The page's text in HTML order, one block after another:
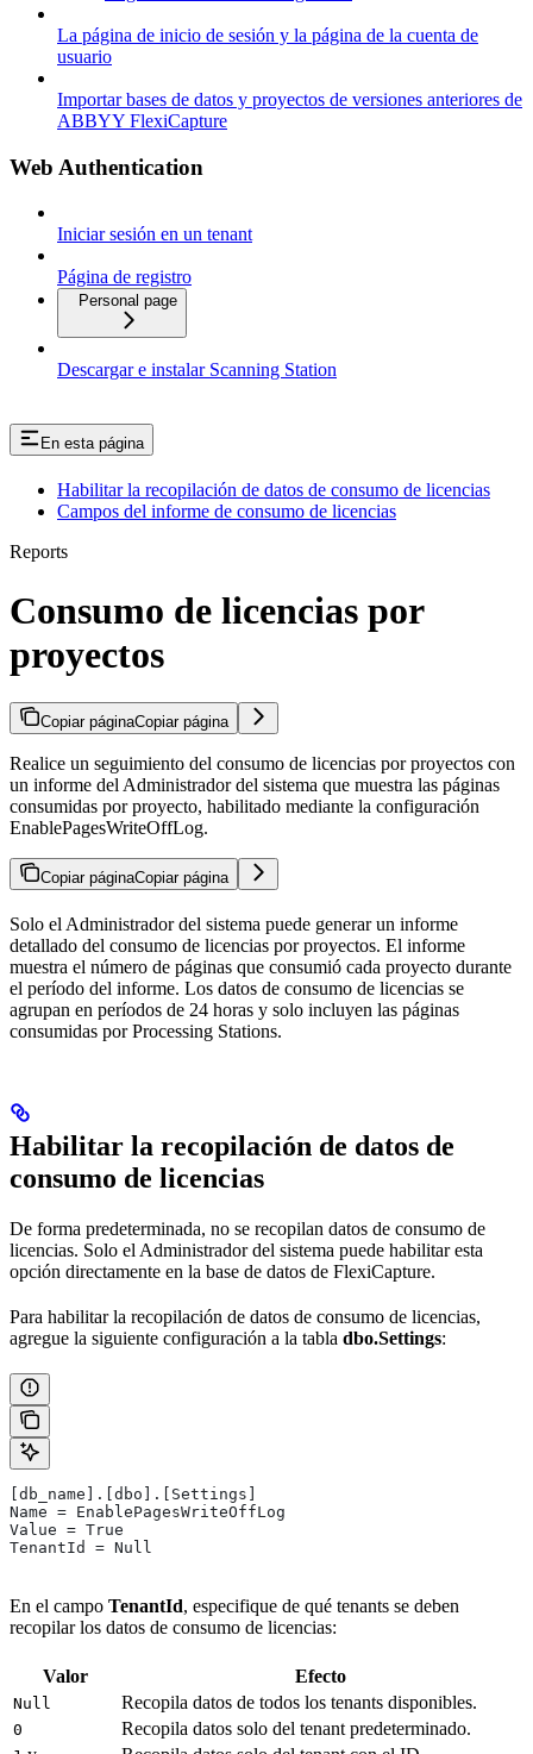
La página de inicio de sesión y la página de la cuenta de
usuario
Importar bases de datos y proyectos de versiones anteriores de
ABBYY FlexiCapture
Web Authentication
Iniciar sesión en un tenant
Página de registro
Personal page
Descargar e instalar Scanning Station
En esta página
Habilitar la recopilación de datos de consumo de licencias
Campos del informe de consumo de licencias
Reports
Consumo de licencias por
proyectos
Copiar páginaCopiar página
Realice un seguimiento del consumo de licencias por proyectos con
un informe del Administrador del sistema que muestra las páginas
consumidas por proyecto, habilitado mediante la configuración
EnablePagesWriteOffLog.
Copiar páginaCopiar página
Solo el Administrador del sistema puede generar un informe
detallado del consumo de licencias por proyectos. El informe
muestra el número de páginas que consumió cada proyecto durante
el período del informe. Los datos de consumo de licencias se
agrupan en períodos de 24 horas y solo incluyen las páginas
consumidas por Processing Stations.
Habilitar la recopilación de datos de
consumo de licencias
De forma predeterminada, no se recopilan datos de consumo de
licencias. Solo el Administrador del sistema puede habilitar esta
opción directamente en la base de datos de FlexiCapture.
Para habilitar la recopilación de datos de consumo de licencias,
agregue la siguiente configuración a la tabla dbo.Settings:
[db_name].[dbo].[Settings]
Name = EnablePagesWriteOffLog
Value = True
TenantId = Null
En el campo TenantId, especifique de qué tenants se deben
recopilar los datos de consumo de licencias:
Valor Efecto
Null Recopila datos de todos los tenants disponibles.
0 Recopila datos solo del tenant predeterminado.